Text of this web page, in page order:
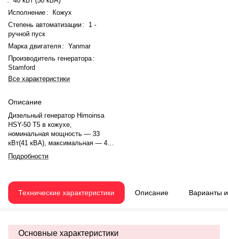
Исполнение :
Кожух
Степень автоматизации :
1 -
ручной пуск
Марка двигателя : Yanmar
Производитель генератора :
Stamford
Все характеристики
Описание
Дизельный генератор Himoinsa
HSY-50 T5 в кожухе,
номинальная мощность — 33
кВт(41 кВА), максимальная — 40
кВт (50 кВА). Двигатель Yanmar
4TNV98THSPU, рядное, 4.0-
оборотов. Объём двигателя —
3,319 л. Система охлаждения —
синхронный, 3-фазный, 230/400
В, 50 Гц, класс изоляции H.
Подробности
Технические характеристики Описание Варианты
Основные характеристики